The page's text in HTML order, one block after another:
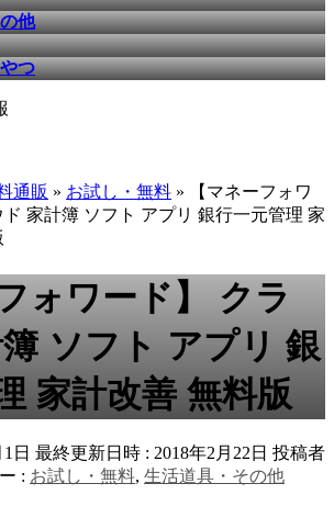
他
つ
通販 » お試し・無料 » 【マネーフォワ
家計簿 ソフト アプリ 銀行一元管理 家
ォワード】 クラ
ソフト アプリ 銀
家計改善 無料版
日 最終更新日時 : 2018年2月22日 投稿者
: お試し・無料, 生活道具・その他